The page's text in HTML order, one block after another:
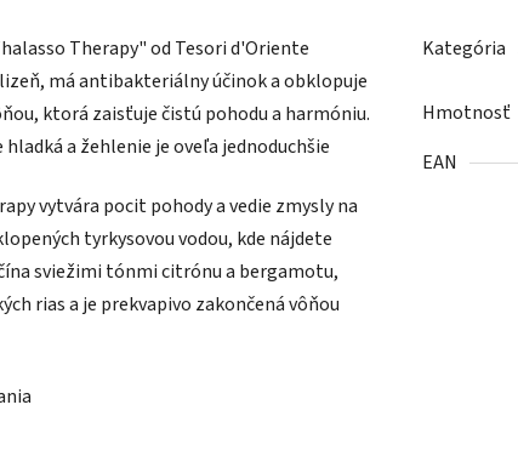
Therapy" od Tesori d'Oriente
má antibakteriálny účinok a obklopuje
ktorá zaisťuje čistú pohodu a harmóniu.
a žehlenie je oveľa jednoduchšie
vytvára pocit pohody a vedie zmysly na
tyrkysovou vodou, kde nájdete
sviežimi tónmi citrónu a bergamotu,
rias a je prekvapivo zakončená vôňou
Kategória
Hmotnosť
EAN